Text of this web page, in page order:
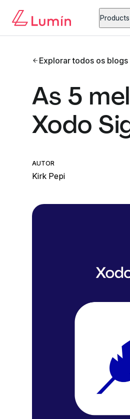
Products
Explorar todos os blogs
As 5
Xodo
AUTOR
Kirk Pepi